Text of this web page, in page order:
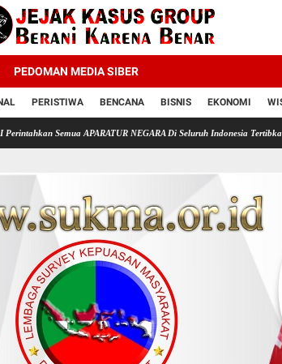
PEDOMAN MEDIA SIBER
PERISTIWA BENCANA BISNIS EKONOMI
APARATUR NEGARA Di Seluruh Indonesia Tertibkan bendera